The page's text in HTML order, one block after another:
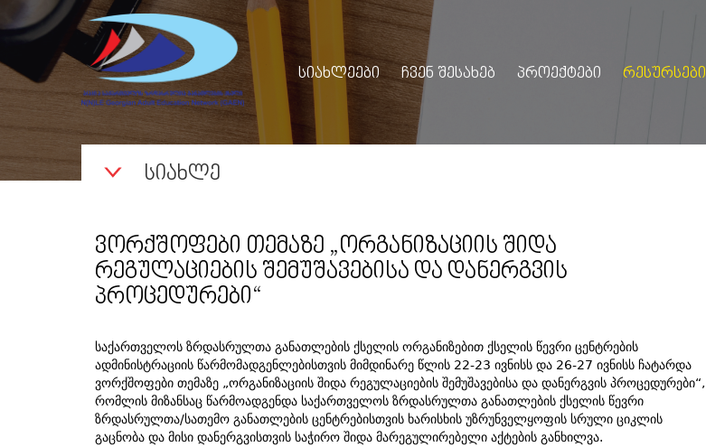
ᲡᲘᲐᲮᲚᲔᲔᲑᲘ ᲩᲕᲔᲜ ᲨᲔᲡᲐᲮᲔᲑ ᲞᲠᲝᲔᲥᲢᲔᲑᲘ ᲠᲔᲡᲣᲠᲡᲔᲑᲘ
ᲡᲘᲐᲮᲚᲔ
ᲕᲝᲠᲥᲨᲝᲤᲔᲑᲘ ᲗᲔᲛᲐᲖᲔ „ᲝᲠᲒᲐᲜᲘᲖᲐᲪᲘᲘᲡ ᲨᲘᲓᲐ
ᲠᲔᲒᲣᲚᲐᲪᲘᲔᲑᲘᲡ ᲨᲔᲛᲣᲨᲐᲕᲔᲑᲘᲡᲐ ᲓᲐ ᲓᲐᲜᲔᲠᲒᲕᲘᲡ
ᲞᲠᲝᲪᲔᲓᲣᲠᲔᲑᲘ“
საქართველოს ზრდასრულთა განათლების ქსელის ორგანიზებით ქსელის წევრი ცენტრების
ადმინისტრაციის წარმომადგენლებისთვის მიმდინარე წლის 22-23 ივნისს და 26-27 ივნისს ჩატარდა
ვორქშოფები თემაზე „ორგანიზაციის შიდა რეგულაციების შემუშავებისა და დანერგვის პროცედურები“,
რომლის მიზანსაც წარმოადგენდა საქართველოს ზრდასრულთა განათლების ქსელის წევრი
ზრდასრულთა/სათემო განათლების ცენტრებისთვის ხარისხის უზრუნველყოფის სრული ციკლის
გაცნობა და მისი დანერგვისთვის საჭირო შიდა მარეგულირებელი აქტების განხილვა.